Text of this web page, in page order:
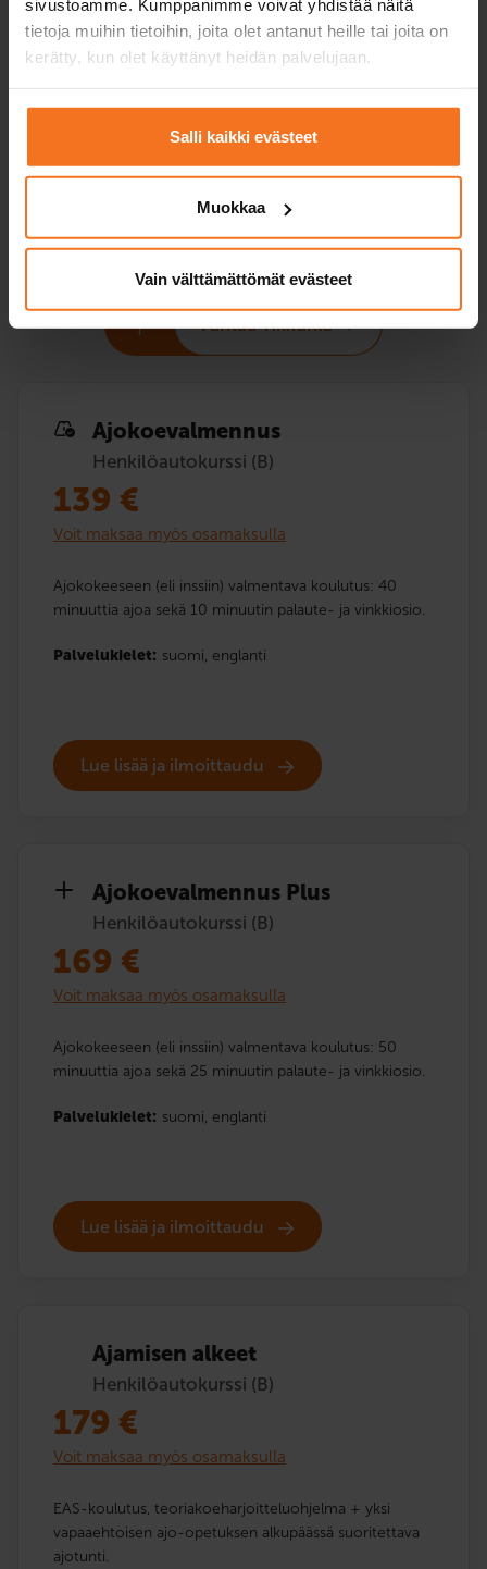
sivustoamme. Kumppanimme voivat yhdistää näitä
tietoja muihin tietoihin, joita olet antanut heille tai joita on
kerätty, kun olet käyttänyt heidän palvelujaan.
Salli kaikki evästeet
Muokkaa
Vain välttämättömät evästeet
Hinta valitulla
+ viranomaiskulut
399 € 469 €
Lisäajotuntipaketit
opetuslupaoppilaille
Vantaa Tikkurila
Ajokoe­valmennus
Henkilöautokurssi (B)
139 €
Voit maksaa myös osamaksulla
Ajokokeeseen (eli inssiin) valmentava koulutus: 40
minuuttia ajoa sekä 10 minuutin palaute- ja vinkkiosio.
Palvelukielet: suomi, englanti
Lue lisää ja ilmoittaudu
Ajokoe­valmennus Plus
Henkilöautokurssi (B)
169 €
Voit maksaa myös osamaksulla
Ajokokeeseen (eli inssiin) valmentava koulutus: 50
minuuttia ajoa sekä 25 minuutin palaute- ja vinkkiosio.
Palvelukielet: suomi, englanti
Lue lisää ja ilmoittaudu
Ajamisen alkeet
Henkilöautokurssi (B)
179 €
Voit maksaa myös osamaksulla
EAS-koulutus, teoriakoeharjoitteluohjelma + yksi
vapaaehtoisen ajo-opetuksen alkupäässä suoritettava
ajotunti.